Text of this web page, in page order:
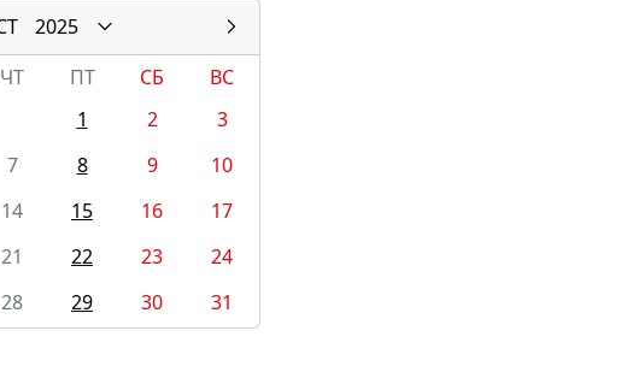
2025
ЧТ ПТ СБ
ВС
1
2
3
7 8 9
10
14 15 16
17
21 22 23
24
28 29 30 31